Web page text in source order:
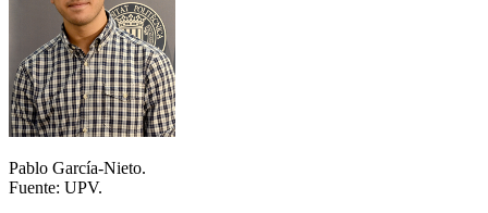
Pablo García-Nieto.
Fuente: UPV.